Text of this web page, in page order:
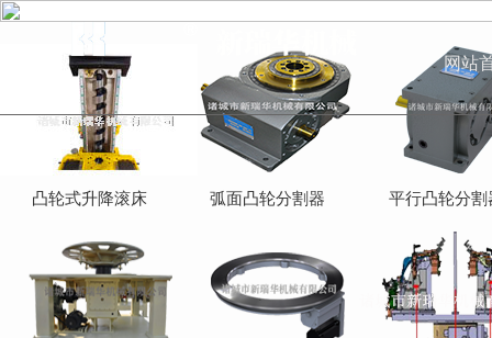
网站
凸轮式升降滚床 弧面凸轮分割器 平行凸轮分割